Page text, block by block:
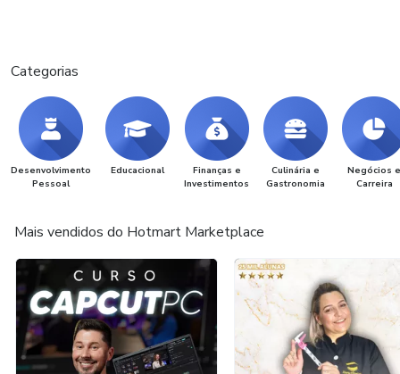
Categorias
Desenvolvimento
Pessoal
Educacional
Finanças e
Investimentos
Culinária e
Gastronomia
Negócios e
Carreira
Mais vendidos do Hotmart Marketplace